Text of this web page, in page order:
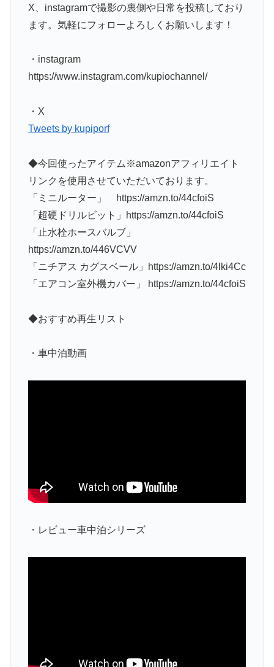
X、instagramで撮影の裏側や日常を投稿しており
ます。気軽にフォローよろしくお願いします！
・instagram
https://www.instagram.com/kupiochannel/
・X
Tweets by kupiporf
◆今回使ったアイテム※amazonアフィリエイト
リンクを使用させていただいております。
「ミニルーター」 https://amzn.to/44cfoiS
「超硬ドリルビット」https://amzn.to/44cfoiS
「止水栓ホースバルブ」
https://amzn.to/446VCVV
「ニチアス カグスベール」https://amzn.to/4lki4Cc
「エアコン室外機カバー」 https://amzn.to/44cfoiS
◆おすすめ再生リスト
・車中泊動画
・レビュー車中泊シリーズ